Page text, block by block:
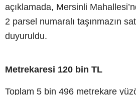
açıklamada, Mersinli
2 parsel numaralı taşınmazın
duyuruldu.
Metrekaresi 120 bin TL
Toplam 5 bin 496 metrekare